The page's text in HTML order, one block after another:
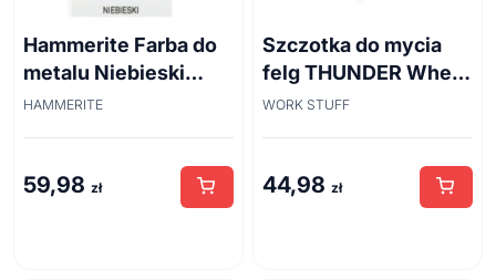
Hammerite Farba do
metalu Niebieski
połysk 0,7 l
HAMMERITE
59,98 zł
Szczotka do mycia
felg THUNDER Wheel
Brush 45cm
WORK STUFF
44,98 zł